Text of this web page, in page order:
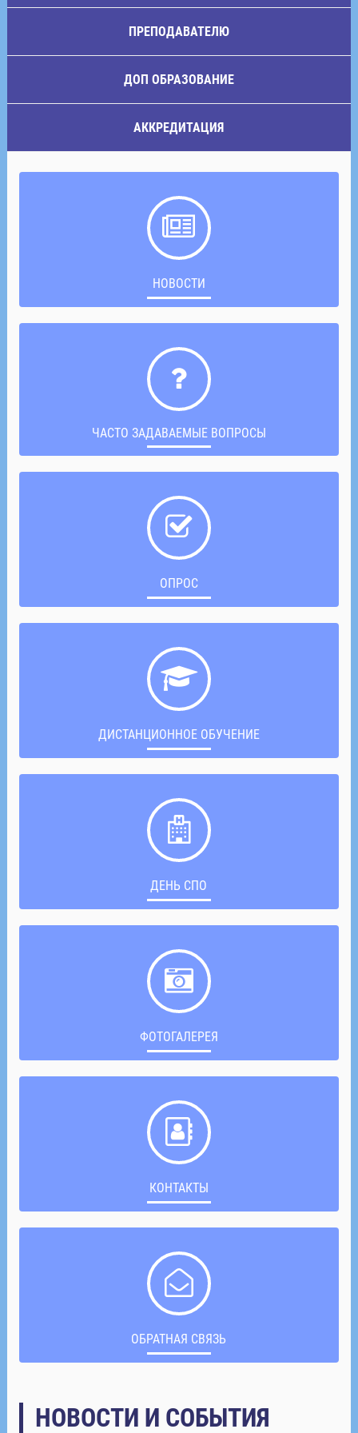
ПРЕПОДАВАТЕЛЮ
ДОП ОБРАЗОВАНИЕ
АККРЕДИТАЦИЯ
НОВОСТИ
ЧАСТО ЗАДАВАЕМЫЕ ВОПРОСЫ
ОПРОС
ДИСТАНЦИОННОЕ ОБУЧЕНИЕ
ДЕНЬ СПО
ФОТОГАЛЕРЕЯ
КОНТАКТЫ
ОБРАТНАЯ СВЯЗЬ
НОВОСТИ И СОБЫТИЯ